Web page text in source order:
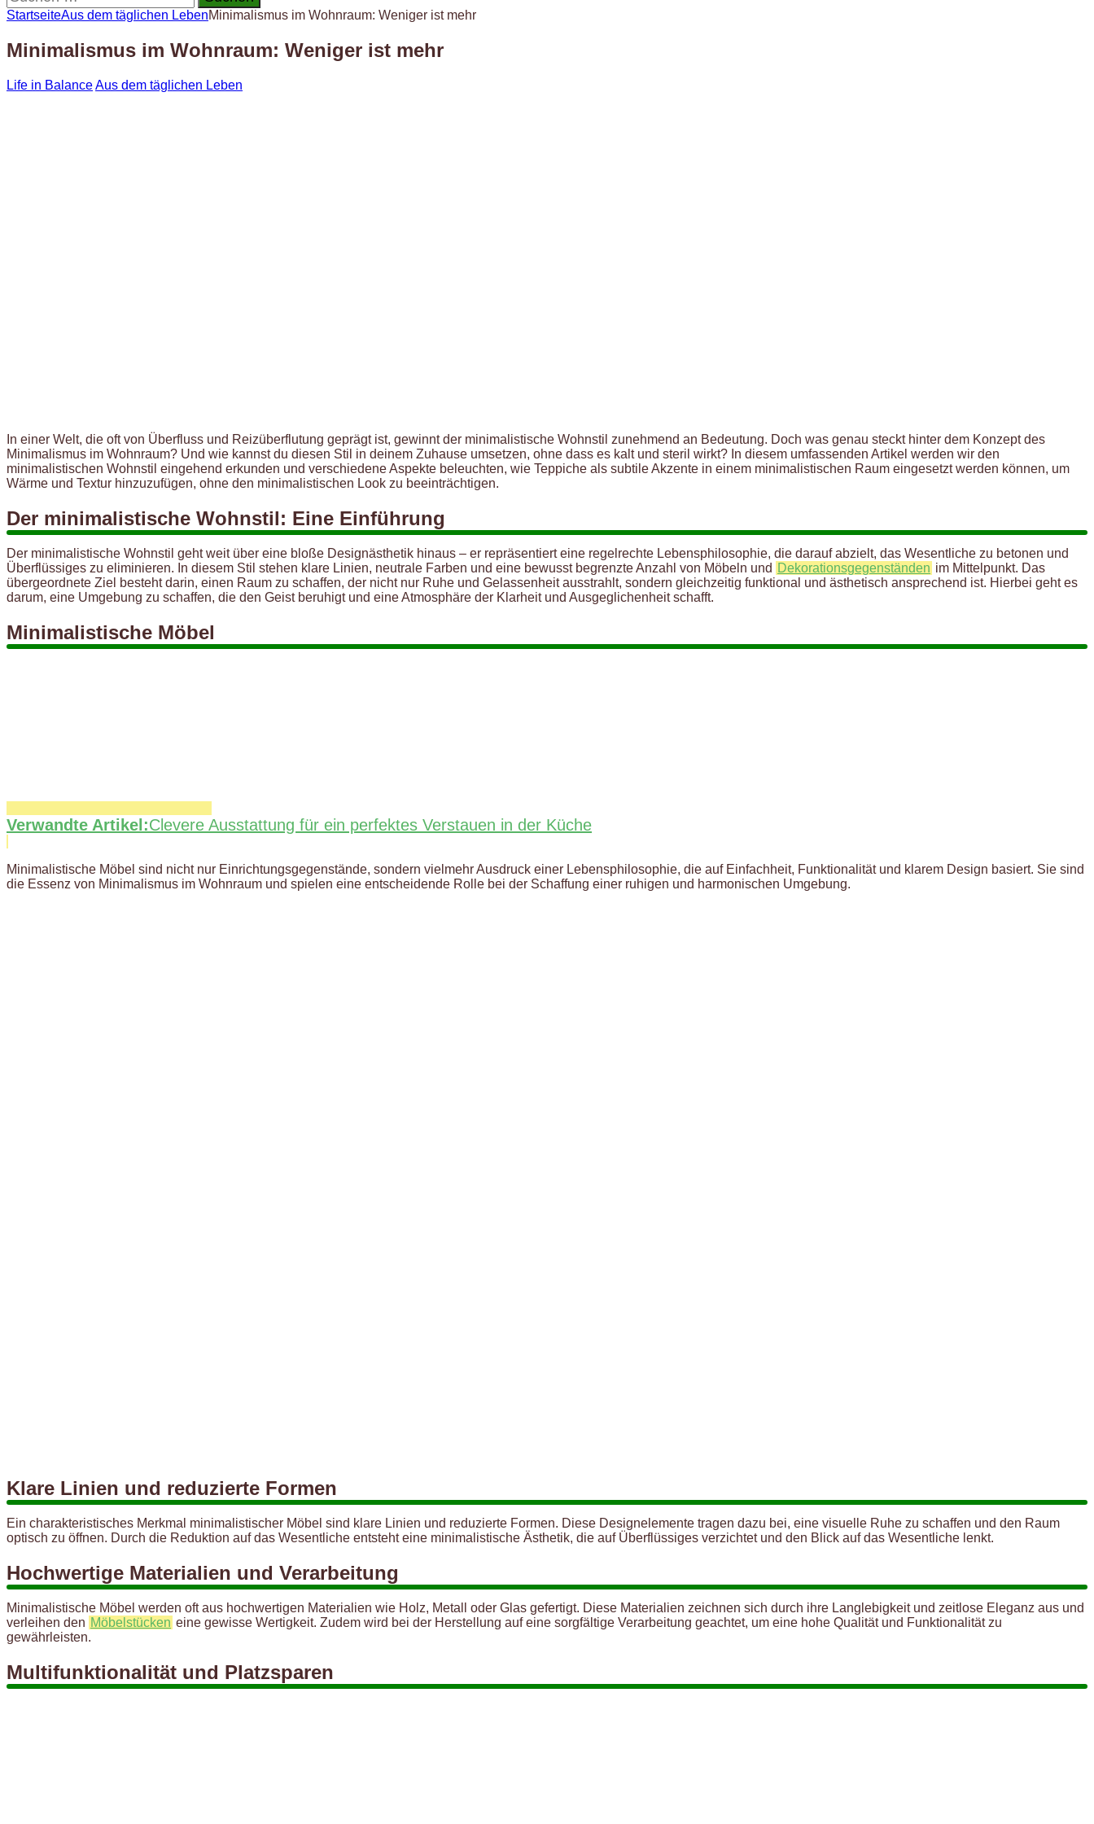
nach:
StartseiteAus dem täglichen LebenMinimalismus im Wohnraum: Weniger ist mehr
Minimalismus im Wohnraum: Weniger ist mehr
Life in BalanceAus dem täglichen Leben
In einer Welt, die oft von Überfluss und Reizüberflutung geprägt ist, gewinnt der minimalistische Wohnstil zunehmend an Bedeutung. Doch was genau steckt hinter dem Konzept des
Minimalismus im Wohnraum? Und wie kannst du diesen Stil in deinem Zuhause umsetzen, ohne dass es kalt und steril wirkt? In diesem umfassenden Artikel werden wir den
minimalistischen Wohnstil eingehend erkunden und verschiedene Aspekte beleuchten, wie Teppiche als subtile Akzente in einem minimalistischen Raum eingesetzt werden können, um
Wärme und Textur hinzuzufügen, ohne den minimalistischen Look zu beeinträchtigen.
Der minimalistische Wohnstil: Eine Einführung
Der minimalistische Wohnstil geht weit über eine bloße Designästhetik hinaus – er repräsentiert eine regelrechte Lebensphilosophie, die darauf abzielt, das Wesentliche zu betonen und
Überflüssiges zu eliminieren. In diesem Stil stehen klare Linien, neutrale Farben und eine bewusst begrenzte Anzahl von Möbeln und Dekorationsgegenständen im Mittelpunkt. Das
übergeordnete Ziel besteht darin, einen Raum zu schaffen, der nicht nur Ruhe und Gelassenheit ausstrahlt, sondern gleichzeitig funktional und ästhetisch ansprechend ist. Hierbei geht es
darum, eine Umgebung zu schaffen, die den Geist beruhigt und eine Atmosphäre der Klarheit und Ausgeglichenheit schafft.
Minimalistische Möbel
Verwandte Artikel:Clevere Ausstattung für ein perfektes Verstauen in der Küche
Minimalistische Möbel sind nicht nur Einrichtungsgegenstände, sondern vielmehr Ausdruck einer Lebensphilosophie, die auf Einfachheit, Funktionalität und klarem Design basiert. Sie sind
die Essenz von Minimalismus im Wohnraum und spielen eine entscheidende Rolle bei der Schaffung einer ruhigen und harmonischen Umgebung.
Klare Linien und reduzierte Formen
Ein charakteristisches Merkmal minimalistischer Möbel sind klare Linien und reduzierte Formen. Diese Designelemente tragen dazu bei, eine visuelle Ruhe zu schaffen und den Raum
optisch zu öffnen. Durch die Reduktion auf das Wesentliche entsteht eine minimalistische Ästhetik, die auf Überflüssiges verzichtet und den Blick auf das Wesentliche lenkt.
Hochwertige Materialien und Verarbeitung
Minimalistische Möbel werden oft aus hochwertigen Materialien wie Holz, Metall oder Glas gefertigt. Diese Materialien zeichnen sich durch ihre Langlebigkeit und zeitlose Eleganz aus und
verleihen den Möbelstücken eine gewisse Wertigkeit. Zudem wird bei der Herstellung auf eine sorgfältige Verarbeitung geachtet, um eine hohe Qualität und Funktionalität zu
gewährleisten.
Multifunktionalität und Platzsparen